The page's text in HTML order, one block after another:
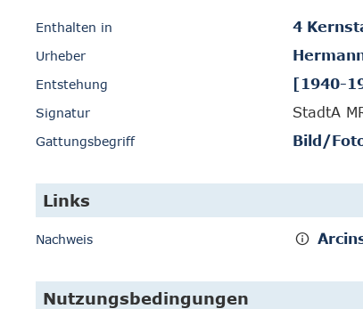
Enthalten in 4
Urheber
Entstehung [1940-
Signatur StadtA
Gattungsbegriff Bild/
Links
Nachweis
Nutzungsbedingungen